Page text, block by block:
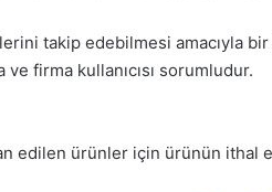
takip edebilmesi amacıyla
firma kullanıcısı sorumludur.
edilen ürünler için ürünün